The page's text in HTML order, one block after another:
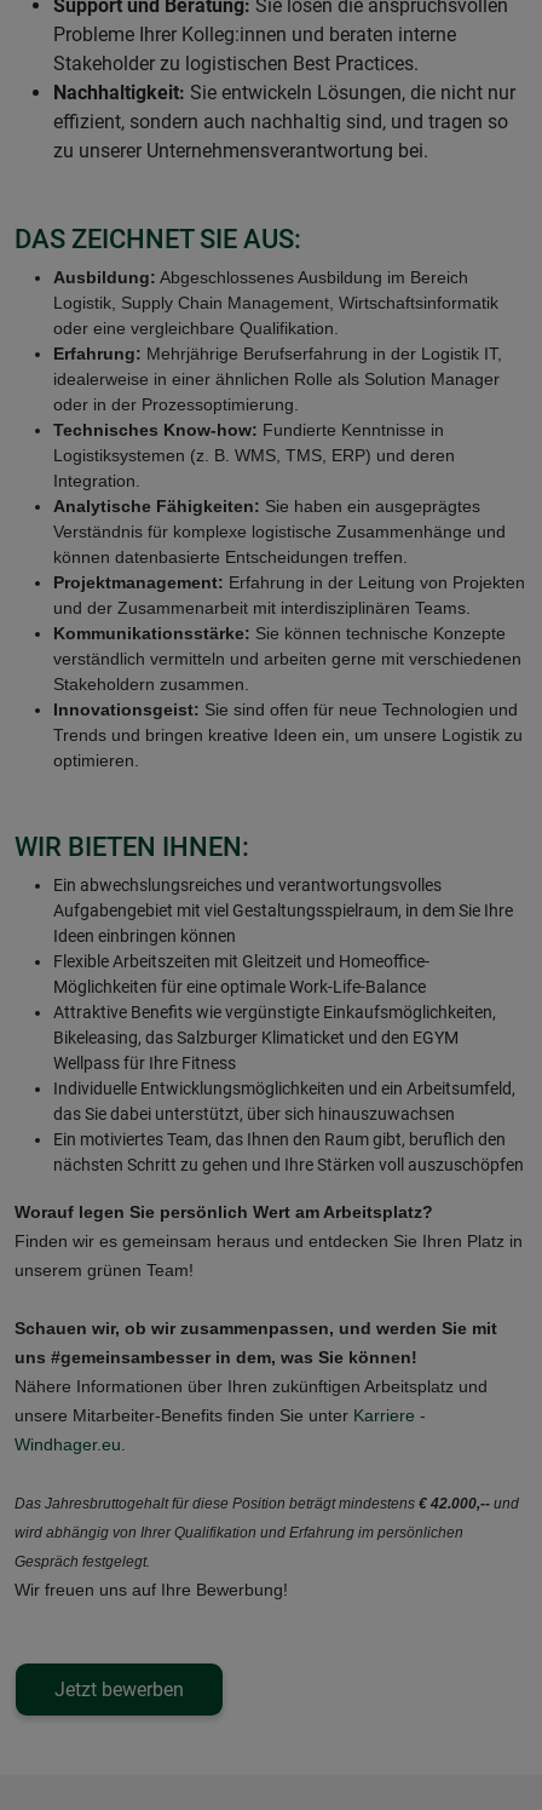
Support und Beratung: Sie lösen die anspruchsvollen
Probleme Ihrer Kolleg:innen und beraten interne
Stakeholder zu logistischen Best Practices.
Nachhaltigkeit: Sie entwickeln Lösungen, die nicht nur
effizient, sondern auch nachhaltig sind, und tragen so
zu unserer Unternehmensverantwortung bei.
DAS ZEICHNET SIE AUS:
Ausbildung: Abgeschlossenes Ausbildung im Bereich
Logistik, Supply Chain Management, Wirtschaftsinformatik
oder eine vergleichbare Qualifikation.
Erfahrung: Mehrjährige Berufserfahrung in der Logistik IT,
idealerweise in einer ähnlichen Rolle als Solution Manager
oder in der Prozessoptimierung.
Technisches Know-how: Fundierte Kenntnisse in
Logistiksystemen (z. B. WMS, TMS, ERP) und deren
Integration.
Analytische Fähigkeiten: Sie haben ein ausgeprägtes
Verständnis für komplexe logistische Zusammenhänge und
können datenbasierte Entscheidungen treffen.
Projektmanagement: Erfahrung in der Leitung von Projekten
und der Zusammenarbeit mit interdisziplinären Teams.
Kommunikationsstärke: Sie können technische Konzepte
verständlich vermitteln und arbeiten gerne mit verschiedenen
Stakeholdern zusammen.
Innovationsgeist: Sie sind offen für neue Technologien und
Trends und bringen kreative Ideen ein, um unsere Logistik zu
optimieren.
WIR BIETEN IHNEN:
Ein abwechslungsreiches und verantwortungsvolles
Aufgabengebiet mit viel Gestaltungsspielraum, in dem Sie Ihre
Ideen einbringen können
Flexible Arbeitszeiten mit Gleitzeit und Homeoffice-
Möglichkeiten für eine optimale Work-Life-Balance
Attraktive Benefits wie vergünstigte Einkaufsmöglichkeiten,
Bikeleasing, das Salzburger Klimaticket und den EGYM
Wellpass für Ihre Fitness
Individuelle Entwicklungsmöglichkeiten und ein Arbeitsumfeld,
das Sie dabei unterstützt, über sich hinauszuwachsen
Ein motiviertes Team, das Ihnen den Raum gibt, beruflich den
nächsten Schritt zu gehen und Ihre Stärken voll auszuschöpfen
Worauf legen Sie persönlich Wert am Arbeitsplatz?
Finden wir es gemeinsam heraus und entdecken Sie Ihren Platz in
unserem grünen Team!
Schauen wir, ob wir zusammenpassen, und werden Sie mit
uns #gemeinsambesser in dem, was Sie können!
Nähere Informationen über Ihren zukünftigen Arbeitsplatz und
unsere Mitarbeiter-Benefits finden Sie unter Karriere -
Windhager.eu
Das Jahresbruttogehalt für diese Position beträgt mindestens € 42.000,-- und
wird abhängig von Ihrer Qualifikation und Erfahrung im persönlichen
Gespräch festgelegt.
Wir freuen uns auf Ihre Bewerbung!
Jetzt bewerben